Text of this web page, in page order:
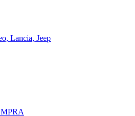
Lancia, Jeep